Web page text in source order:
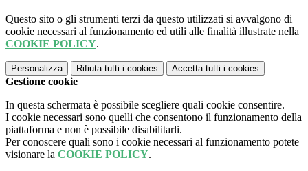
Questo sito o gli strumenti terzi da questo utilizzati si avvalgono di
cookie necessari al funzionamento ed utili alle finalità illustrate nella
COOKIE POLICY.
Personalizza Rifiuta tutti i cookies Accetta tutti i cookies
Gestione cookie
In questa schermata è possibile scegliere quali cookie consentire.
I cookie necessari sono quelli che consentono il funzionamento della
piattaforma e non è possibile disabilitarli.
Per conoscere quali sono i cookie necessari al funzionamento potete
visionare la COOKIE POLICY.